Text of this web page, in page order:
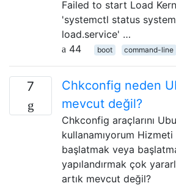
Failed to start Load
'systemctl status
load.service' …
44
boot command-line
7
Chkconfig neden
mevcut değil?
Chkconfig araçlarını
kullanamıyorum
başlatmak veya
yapılandırmak çok
artık mevcut değil?